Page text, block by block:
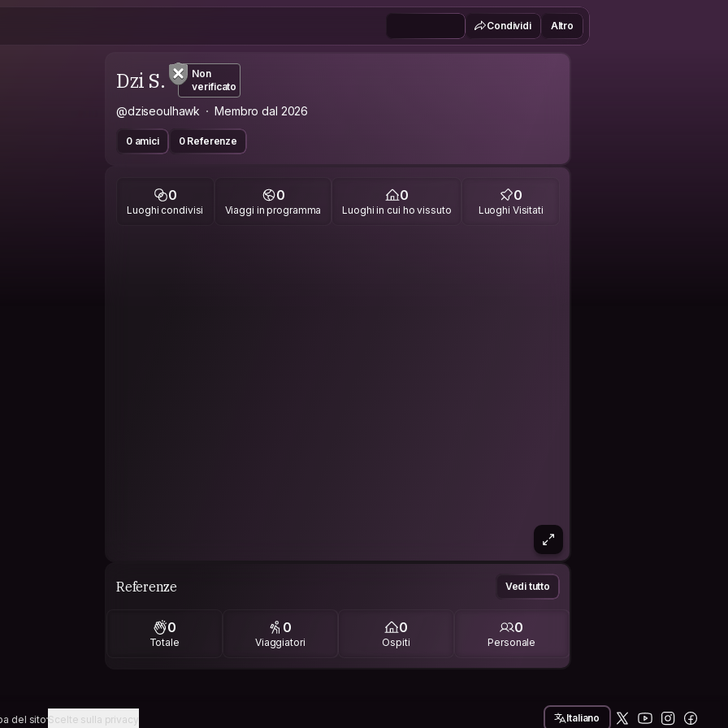
Condividi Altro
Dzi S.
Non
verificato
@dziseoulhawk Membro dal 2026
0 amici 0 Referenze
0
Luoghi condivisi
0
Viaggi in programma
0
Luoghi in cui ho vissuto
0
Luoghi Visitati
Referenze Vedi tutto
0
Totale
0
Viaggiatori
0
Ospiti
0
Personale
del sitoScelte sulla privacy Italiano